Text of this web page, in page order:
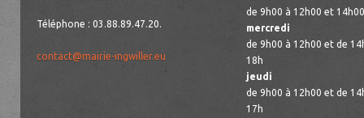
Téléphone : 03.88.89.47.20.
contact@mairie-ingwiller.eu
de 9h00 à 12h00 et
mercredi
de 9h00 à 12h00 et de
18h
jeudi
de 9h00 à 12h00 et de
17h